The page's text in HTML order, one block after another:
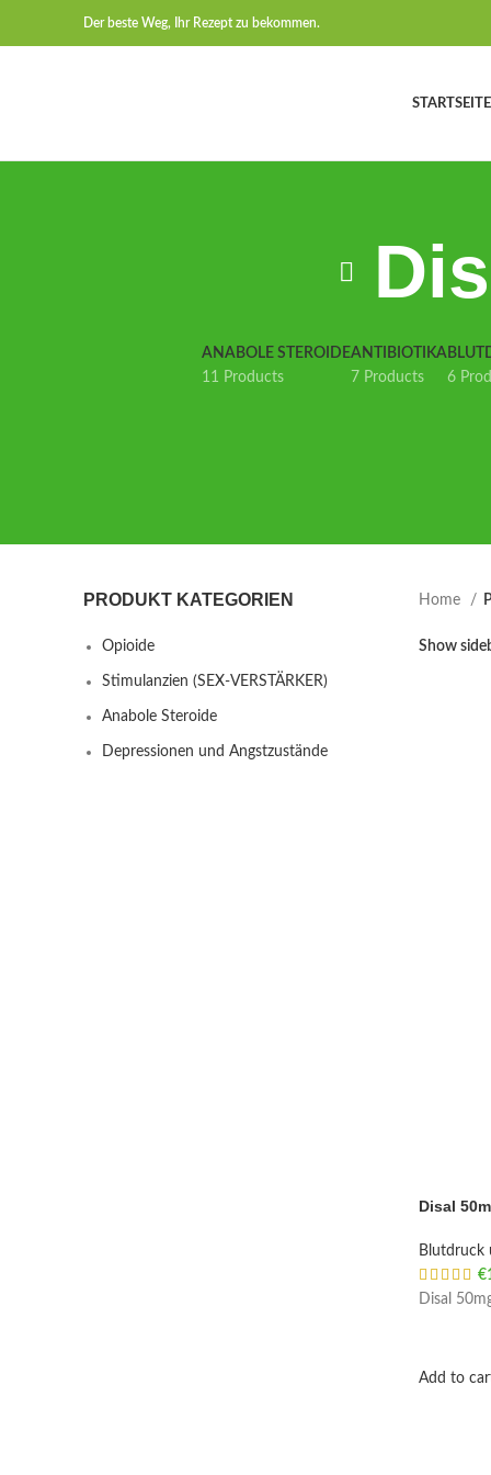
Der beste Weg, Ihr Rezept zu bekommen.
STARTSEITE
ANABOLE STEROIDE
11 Products
ANTIBIOTIKA
7 Products
6
PRODUKT KATEGORIEN
Opioide
Stimulanzien (SEX-VERSTÄRKER)
Anabole Steroide
Depressionen und Angstzustände
Home
Show
Disal
Blutdruck
€
Disal
Add to